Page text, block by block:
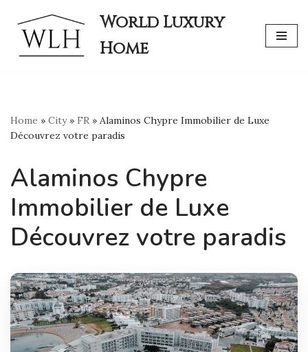
Skip
to
World Luxury
Home
Home » City» FR » Alaminos Chypre Immobilier de Luxe
Découvrez votre paradis
Alaminos Chypre
Immobilier de Luxe
Découvrez votre paradis